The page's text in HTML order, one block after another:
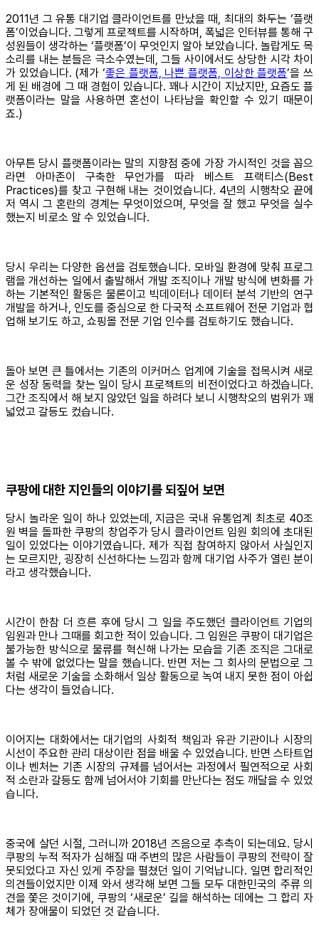
2011년 그 유통 대기업 클라이언트를 만났을 때, 최대의 화두는 ‘플랫
폼’이었습니다. 그렇게 프로젝트를 시작하며, 폭넓은 인터뷰를 통해 구
성원들이 생각하는 ‘플랫폼’이 무엇인지 알아 보았습니다. 놀랍게도 목
소리를 내는 분들은 극소수였는데, 그들 사이에서도 상당한 시각 차이
가 있었습니다. (제가 ‘좋은 플랫폼, 나쁜 플랫폼, 이상한 플랫폼’을 쓰
게 된 배경에 그 때 경험이 있습니다. 꽤나 시간이 지났지만, 요즘도 플
랫폼이라는 말을 사용하면 혼선이 나타남을 확인할 수 있기 때문이
죠.)
아무튼 당시 플랫폼이라는 말의 지향점 중에 가장 가시적인 것을 꼽으
라면 아마존이 구축한 무언가를 따라 베스트 프랙티스(Best
Practices)를 찾고 구현해 내는 것이었습니다. 4년의 시행착오 끝에
저 역시 그 혼란의 경계는 무엇이었으며, 무엇을 잘 했고 무엇을 실수
했는지 비로소 알 수 있었습니다.
당시 우리는 다양한 옵션을 검토했습니다. 모바일 환경에 맞춰 프로그
램을 개선하는 일에서 출발해서 개발 조직이나 개발 방식에 변화를 가
하는 기본적인 활동은 물론이고 빅데이터나 데이터 분석 기반의 연구
개발을 하거나, 인도를 중심으로 한 다국적 소프트웨어 전문 기업과 협
업해 보기도 하고, 쇼핑몰 전문 기업 인수를 검토하기도 했습니다.
돌아 보면 큰 틀에서는 기존의 이커머스 업계에 기술을 접목시켜 새로
운 성장 동력을 찾는 일이 당시 프로젝트의 비전이었다고 하겠습니다.
그간 조직에서 해 보지 않았던 일을 하려다 보니 시행착오의 범위가 꽤
넓었고 갈등도 컸습니다.
쿠팡에 대한 지인들의 이야기를 되짚어 보면
당시 놀라운 일이 하나 있었는데, 지금은 국내 유통업계 최초로 40조
원 벽을 돌파한 쿠팡의 창업주가 당시 클라이언트 임원 회의에 초대된
일이 있었다는 이야기였습니다. 제가 직접 참여하지 않아서 사실인지
는 모르지만, 굉장히 신선하다는 느낌과 함께 대기업 사주가 열린 분이
라고 생각했습니다.
시간이 한참 더 흐른 후에 당시 그 일을 주도했던 클라이언트 기업의
임원과 만나 그때를 회고한 적이 있습니다. 그 임원은 쿠팡이 대기업은
불가능한 방식으로 물류를 혁신해 나가는 모습을 기존 조직은 그대로
볼 수 밖에 없었다는 말을 했습니다. 반면 저는 그 회사의 문법으로 그
처럼 새로운 기술을 소화해서 일상 활동으로 녹여 내지 못한 점이 아쉽
다는 생각이 들었습니다.
이어지는 대화에서는 대기업의 사회적 책임과 유관 기관이나 시장의
시선이 주요한 관리 대상이란 점을 배울 수 있었습니다. 반면 스타트업
이나 벤처는 기존 시장의 규제를 넘어서는 과정에서 필연적으로 사회
적 소란과 갈등도 함께 넘어서야 기회를 만난다는 점도 깨달을 수 있었
습니다.
중국에 살던 시절, 그러니까 2018년 즈음으로 추측이 되는데요. 당시
쿠팡의 누적 적자가 심해질 때 주변의 많은 사람들이 쿠팡의 전략이 잘
못되었다고 자신 있게 주장을 펼쳤던 일이 기억납니다. 일면 합리적인
의견들이었지만 이제 와서 생각해 보면 그들 모두 대한민국의 주류 의
견을 쫓은 것이기에, 쿠팡의 ‘새로운’ 길을 해석하는 데에는 그 합리 자
체가 장애물이 되었던 것 같습니다.